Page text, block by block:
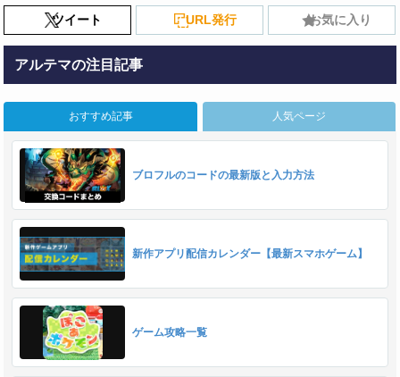
ツイート URL発行 お気に入り
アルテマの注目記事
おすすめ記事 人気ページ
ブロフルのコードの最新版と入力方法
新作アプリ配信カレンダー【最新スマホゲーム】
ゲーム攻略一覧